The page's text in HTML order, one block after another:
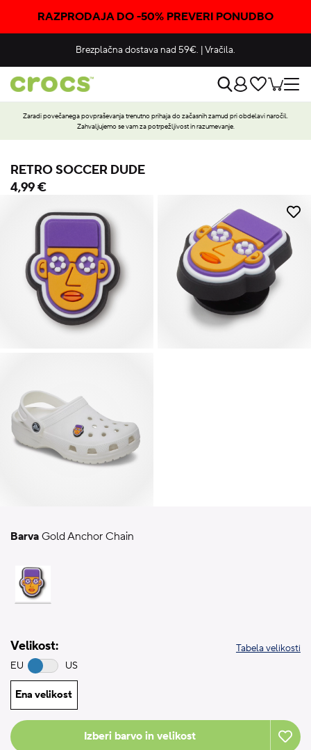
RAZPRODAJA DO -50% PREVERI PONUDBO
Brezplačna dostava nad 59€. |Vračila.
Zaradi povečanega povpraševanja trenutno prihaja do začasnih zamud pri obdelavi naročil.
Zahvaljujemo se vam za potrpežljivost in razumevanje.
RETRO SOCCER DUDE
4,99 €
Barva Gold Anchor Chain
Velikost:
EU US
Tabela velikosti
Ena velikost
Izberi barvo in velikost